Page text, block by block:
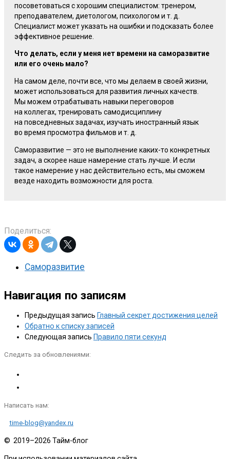
посоветоваться с хорошим специалистом: тренером,
преподавателем, диетологом, психологом и т. д.
Специалист может указать на ошибки и подсказать более
эффективное решение.
Что делать, если у меня нет времени на саморазвитие
или его очень мало?
На самом деле, почти все, что мы делаем в своей жизни,
может использоваться для развития личных качеств.
Мы можем отрабатывать навыки переговоров
на коллегах, тренировать самодисциплину
на повседневных задачах, изучать иностранный язык
во время просмотра фильмов и т. д.
Саморазвитие — это не выполнение каких-то конкретных
задач, а скорее наше намерение стать лучше. И если
такое намерение у нас действительно есть, мы сможем
везде находить возможности для роста.
Поделиться:
Саморазвитие
Навигация по записям
Предыдущая запись Главный секрет достижения целей
Обратно к списку записей
Следующая запись Правило пяти секунд
Следить за обновлениями:
Написать нам:
time-blog@yandex.ru
© 2019–2026 Тайм-блог